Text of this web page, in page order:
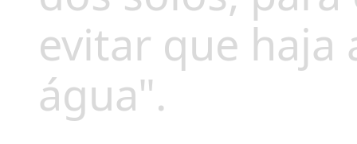
evitar que
água".